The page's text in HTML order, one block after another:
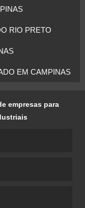
RIO PRETO
EM CAMPINAS
empresas para